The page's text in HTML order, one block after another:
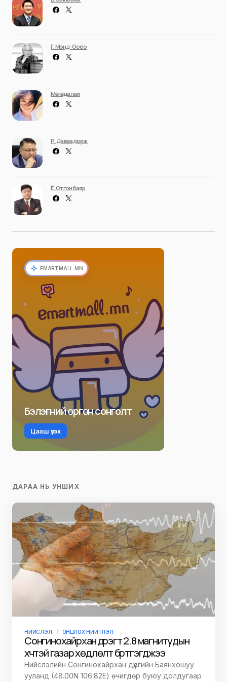
Г. Мэнд-Ооёо
Мөнгөндалай
Р. Даваадорж
Ё. Отгонбаяр
EMARTMALL.MN
Бэлэгний өргөн сонголт
Цааш үзэх
ДАРАА НЬ УНШИХ
НИЙСЛЭЛ ОНЦЛОХ НИЙТЛЭЛ
Сонгинохайрхан дүүрэгт 2.8 магнитудын
хүчтэй газар хөдлөлт бүртгэгджээ
Нийслэлийн Сонгинохайрхан дүүргийн Баянхошуу
ууланд (48.00N 106.82E) өчигдөр буюу долдугаар